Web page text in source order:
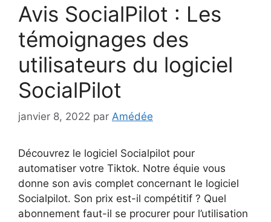
Avis SocialPilot : Les
témoignages des
utilisateurs du logiciel
SocialPilot
janvier 8, 2022 par Amédée
Découvrez le logiciel Socialpilot pour
automatiser votre Tiktok. Notre équie vous
donne son avis complet concernant le logiciel
Socialpilot. Son prix est-il compétitif ? Quel
abonnement faut-il se procurer pour l’utilisation